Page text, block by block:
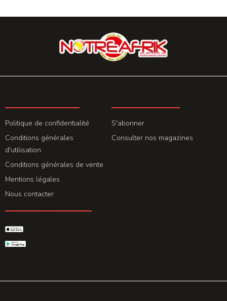
Politique de confidentialité
Conditions générales
d'utilisation
Conditions générales de vente
Mentions légales
Nous contacter
S'abonner
Consulter nos magazines